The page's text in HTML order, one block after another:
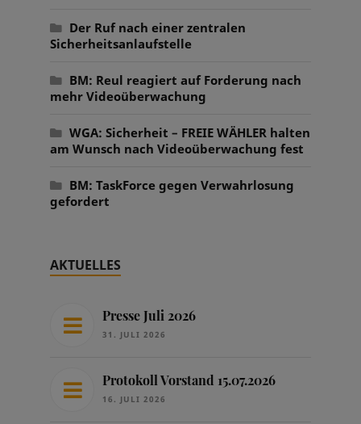
Der Ruf nach einer zentralen
Sicherheitsanlaufstelle
BM: Reul reagiert auf Forderung nach
mehr Videoüberwachung
WGA: Sicherheit – FREIE WÄHLER halten
am Wunsch nach Videoüberwachung fest
BM: TaskForce gegen Verwahrlosung
gefordert
AKTUELLES
Presse Juli 2026
31. JULI 2026
Protokoll Vorstand 15.07.2026
16. JULI 2026